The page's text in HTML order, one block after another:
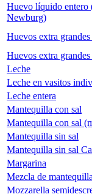
Huevo líquido entero
Newburg)
Huevos extra
Huevos extra
Leche
Leche en vasitos
Leche entera
Mantequilla con sal
Mantequilla con sal
Mantequilla sin sal
Mantequilla sin sal
Margarina
Mezcla de
Mozzarella